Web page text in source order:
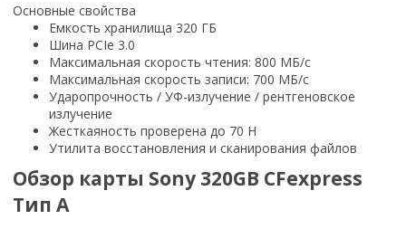
Основные свойства
Емкость хранилища 320 ГБ
Шина PCIe 3.0
Максимальная скорость чтения: 800 МБ/с
Максимальная скорость записи: 700 МБ/с
Ударопрочность / УФ-излучение / рентгеновское
излучение
Жесткаяность проверена до 70 Н
Утилита восстановления и сканирования файлов
Обзор карты Sony 320GB CFexpress
Тип A